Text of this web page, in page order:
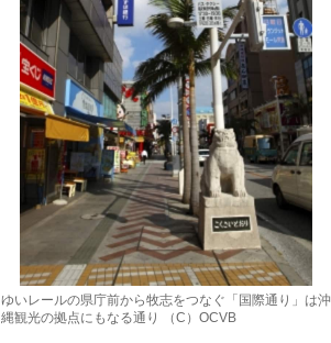
ゆいレールの県庁前から牧志をつなぐ「国際通り」は沖
縄観光の拠点にもなる通り （C）OCVB